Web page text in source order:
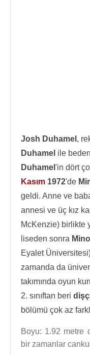
Josh Duhamel ,
Duhamel ile
Duhamel 'in dört
Kasım 1972'de
geldi. Anne ve
annesi ve üç kız
McKenzie) birlikte
liseden sonra
Eyalet
zamanda da
takımında oyun
2. sınıftan beri
bölümü çok az
Boyu: 1.92 metre
bir zamanlar